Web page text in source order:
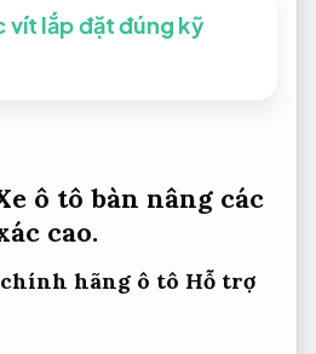
vít lắp đặt đúng kỹ
ô tô bàn nâng các
cao.
hãng ô tô Hỗ trợ